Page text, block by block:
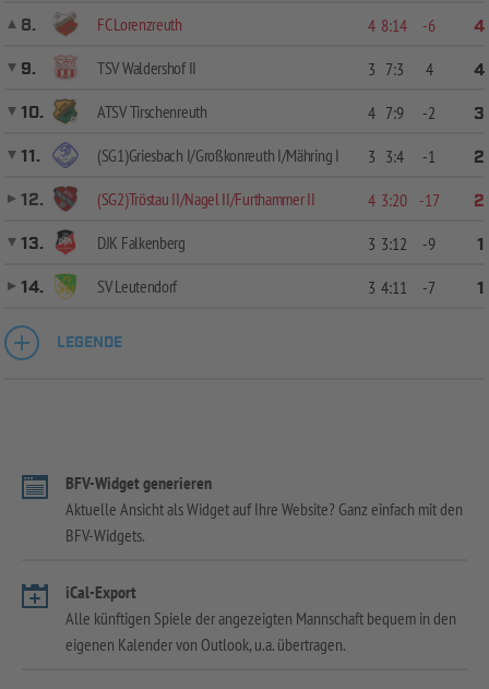
8.
FC Lorenzreuth 4 8:14 -6
4
9.
TSV Waldershof II 3 7:3 4
4
10.
ATSV Tirschenreuth 4 7:9 -2
3
11.
(SG1)Griesbach I/Großkonreuth I/Mähring I 3 3:4 -1
2
12.
(SG2)Tröstau II/Nagel II/Furthammer II 4 3:20 -17
2
13.
DJK Falkenberg 3 3:12 -9
1
14.
SV Leutendorf 3 4:11 -7 1
LEGENDE
BFV-Widget generieren
Aktuelle Ansicht als Widget auf Ihre Website? Ganz einfach mit den
BFV-Widgets.
iCal-Export
Alle künftigen Spiele der angezeigten Mannschaft bequem in den
eigenen Kalender von Outlook, u.a. übertragen.